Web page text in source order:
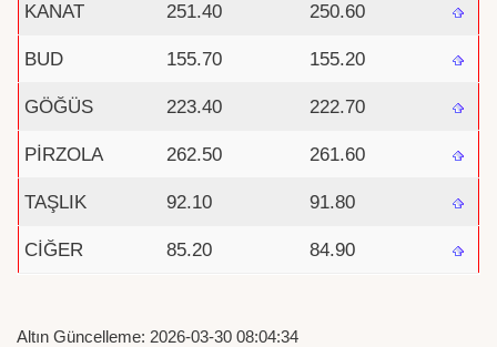
KANAT 251.40 250.60
BUD 155.70 155.20
GÖĞÜS 223.40 222.70
PİRZOLA 262.50 261.60
TAŞLIK 92.10 91.80
CİĞER 85.20 84.90
Altın Güncelleme: 2026-03-30 08:04:34